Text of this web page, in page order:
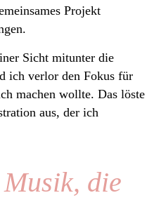
Projekt
Sicht mitunter die
ich verlor den Fokus für
machen wollte. Das löste
aus, der ich
die